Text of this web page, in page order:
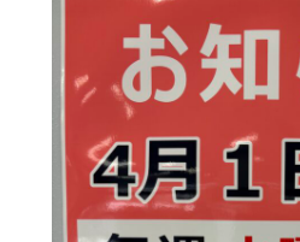
豆知識
お知らせ
お問い合